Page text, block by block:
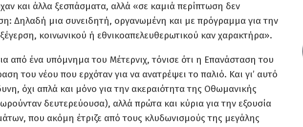
και άλλα ξεσπάσματα, αλλά «σε καμιά περίπτωση δεν
Δηλαδή μια συνειδητή, οργανωμένη και με πρόγραμμα για την
κοινωνικού ή εθνικοαπελευθερωτικού καν χαρακτήρα».
από ένα υπόμνημα του Μέτερνιχ, τόνισε ότι η Επανάσταση του
του νέου που ερχόταν για να ανατρέψει το παλιό. Και γι’ αυτό
όχι απλά και μόνο για την ακεραιότητα της Οθωμανικής
δευτερεύουσα), αλλά πρώτα και κύρια για την εξουσία
που ακόμη έτριζε από τους κλυδωνισμούς της μεγάλης